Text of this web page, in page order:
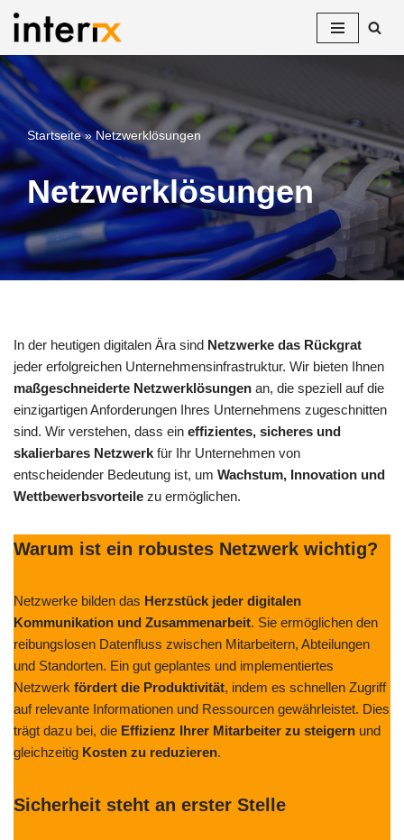
Inhalt
springen
Startseite»Netzwerklösungen
Netzwerklösungen
In der heutigen digitalen Ära sind Netzwerke das Rückgrat
jeder erfolgreichen Unternehmensinfrastruktur. Wir bieten Ihnen
maßgeschneiderte Netzwerklösungen an, die speziell auf die
einzigartigen Anforderungen Ihres Unternehmens zugeschnitten
sind. Wir verstehen, dass ein effizientes, sicheres und
skalierbares Netzwerk für Ihr Unternehmen von
entscheidender Bedeutung ist, um Wachstum, Innovation und
Wettbewerbsvorteile zu ermöglichen.
Warum ist ein robustes Netzwerk wichtig?
Netzwerke bilden das Herzstück jeder digitalen
Kommunikation und Zusammenarbeit. Sie ermöglichen den
reibungslosen Datenfluss zwischen Mitarbeitern, Abteilungen
und Standorten. Ein gut geplantes und implementiertes
Netzwerk fördert die Produktivität, indem es schnellen Zugriff
auf relevante Informationen und Ressourcen gewährleistet. Dies
trägt dazu bei, die Effizienz Ihrer Mitarbeiter zu steigern und
gleichzeitig Kosten zu reduzieren.
Sicherheit steht an erster Stelle